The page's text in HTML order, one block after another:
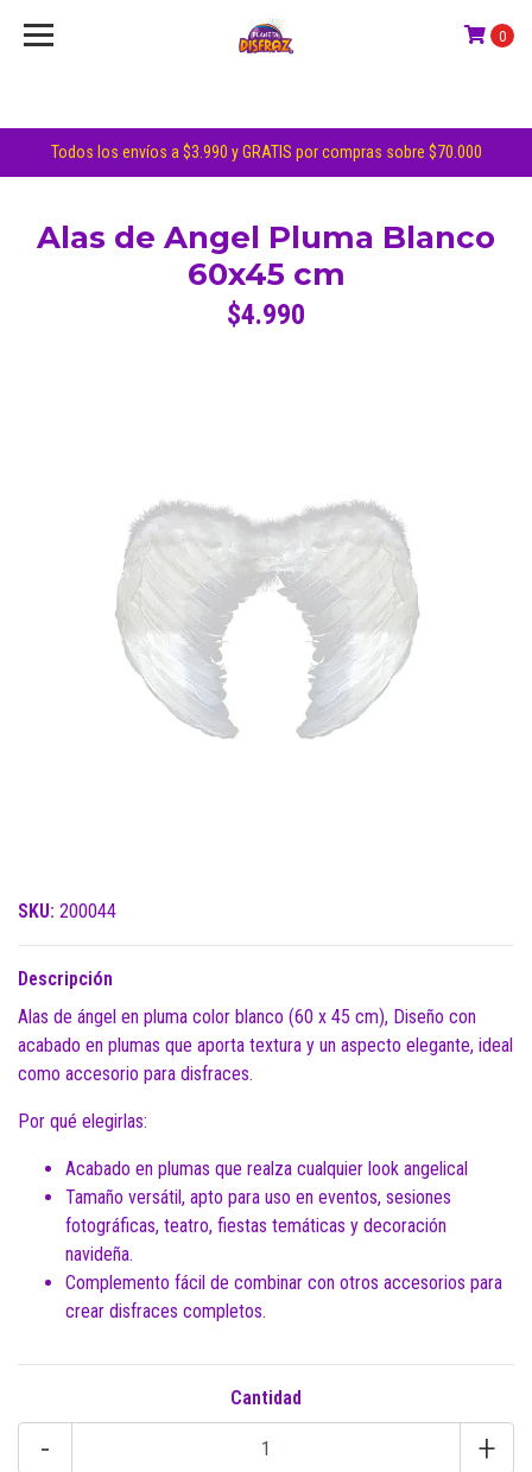
Todos los envíos a $3.990 y GRATIS por compras sobre $70.000
0
Alas de Angel Pluma Blanco
60x45 cm
$4.990
SKU: 200044
Descripción
Alas de ángel en pluma color blanco (60 x 45 cm), Diseño con
acabado en plumas que aporta textura y un aspecto elegante, ideal
como accesorio para disfraces.
Por qué elegirlas:
Acabado en plumas que realza cualquier look angelical
Tamaño versátil, apto para uso en eventos, sesiones
fotográficas, teatro, fiestas temáticas y decoración
navideña.
Complemento fácil de combinar con otros accesorios para
crear disfraces completos.
Cantidad
- +